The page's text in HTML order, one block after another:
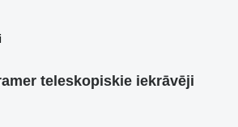
teleskopiskie iekrāvēji